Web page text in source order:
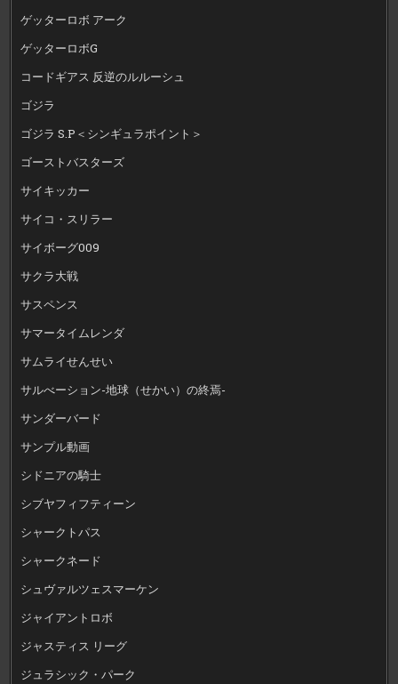
ゲッターロボ アーク
ゲッターロボG
コードギアス 反逆のルルーシュ
ゴジラ
ゴジラ S.P＜シンギュラポイント＞
ゴーストバスターズ
サイキッカー
サイコ・スリラー
サイボーグ009
サクラ大戦
サスペンス
サマータイムレンダ
サムライせんせい
サルべーション-地球（せかい）の終焉-
サンダーバード
サンプル動画
シドニアの騎士
シブヤフィフティーン
シャークトパス
シャークネード
シュヴァルツェスマーケン
ジャイアントロボ
ジャスティス リーグ
ジュラシック・パーク